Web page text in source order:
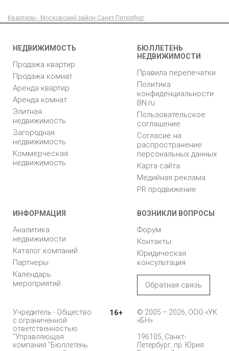
Квартиры - Московский район Санкт-Петербург
НЕДВИЖИМОСТЬ
Продажа квартир
Продажа комнат
Аренда квартир
Аренда комнат
Элитная
недвижимость
Загородная
недвижимость
Коммерческая
недвижимость
БЮЛЛЕТЕНЬ
НЕДВИЖИМОСТИ
Правила перепечатки
Политика
конфиденциальности
BN.ru
Пользовательское
соглашение
Согласие на
распространение
персональных данных
Карта сайта
Медийная реклама
PR продвижение
ИНФОРМАЦИЯ
Аналитика
недвижимости
Каталог компаний
Партнеры
Календарь
мероприятий
ВОЗНИКЛИ ВОПРОСЫ
Форум
Контакты
Юридическая
консультация
Обратная связь
Учредитель - Общество
с ограниченной
ответственностью
"Управляющая
компания "Бюллетень
16+
© 2005 – 2026, ООО «УК
«БН»
196105, Санкт-
Петербург, пр. Юрия